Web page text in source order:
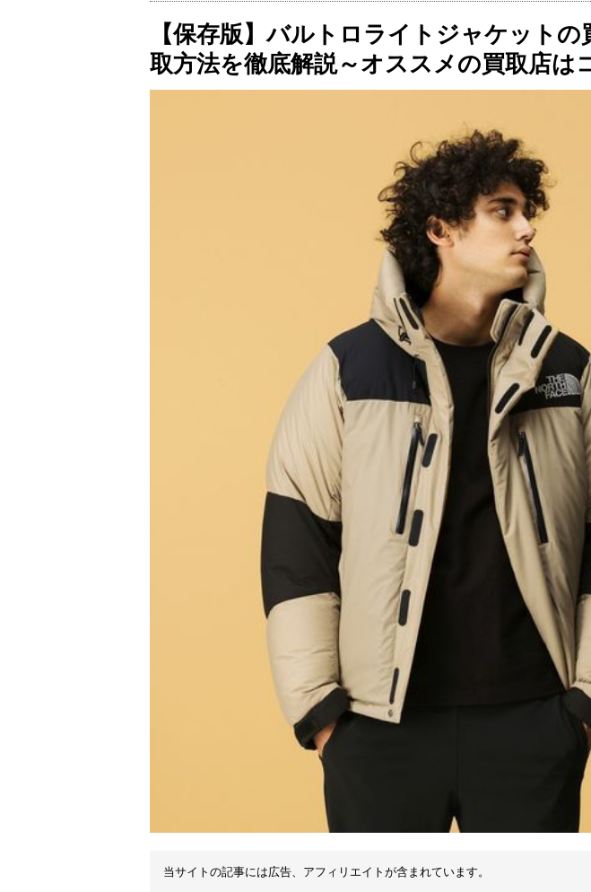
【保存版】バルトロライトジャケットの
取方法を徹底解説～オススメの買取店は
当サイトの記事には広告、アフィリエイトが含まれています。